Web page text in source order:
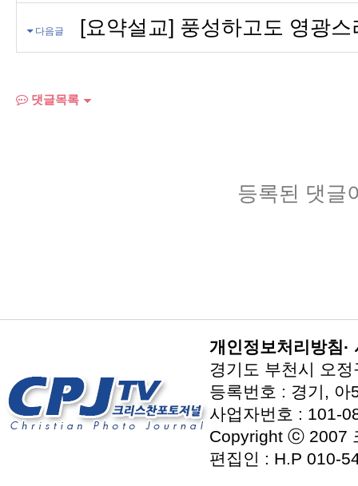
다음글 [요약설교] 풍성하고도 영광
댓글목록
등록된 댓글
개인정보처리방침·
경기도 부천시 오
등록번호 : 경기,
사업자번호 : 101-
Copyright ⓒ 2007
편집인 : H.P 010-